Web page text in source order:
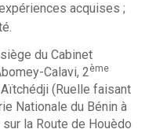
acquises ;
du Cabinet
Calavi, 2ème
(Ruelle faisant
Nationale du Bénin à
la Route de Houèdo